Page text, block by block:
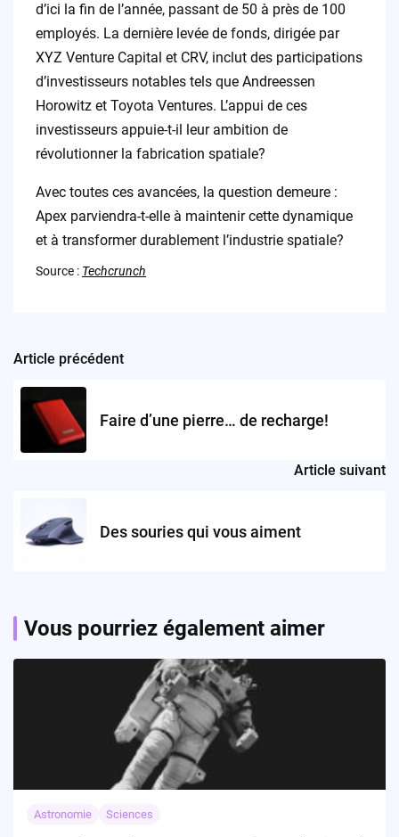
d’ici la fin de l’année, passant de 50 à près de 100
employés. La dernière levée de fonds, dirigée par
XYZ Venture Capital et CRV, inclut des participations
d’investisseurs notables tels que Andreessen
Horowitz et Toyota Ventures. L’appui de ces
investisseurs appuie-t-il leur ambition de
révolutionner la fabrication spatiale?
Avec toutes ces avancées, la question demeure :
Apex parviendra-t-elle à maintenir cette dynamique
et à transformer durablement l’industrie spatiale?
Source : Techcrunch
Post
navigation
Article précédent
Faire d’une pierre… de recharge!
Article suivant
Des souries qui vous aiment
Vous pourriez également aimer
Astronomie Sciences